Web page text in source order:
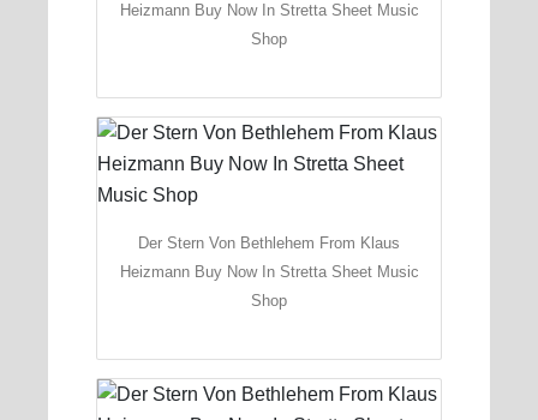
Heizmann Buy Now In Stretta Sheet Music
Shop
Der Stern Von Bethlehem From Klaus
Heizmann Buy Now In Stretta Sheet Music
Shop